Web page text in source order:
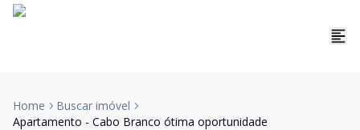
Home
Buscar imóvel
Apartamento - Cabo Branco ótima oportunidade